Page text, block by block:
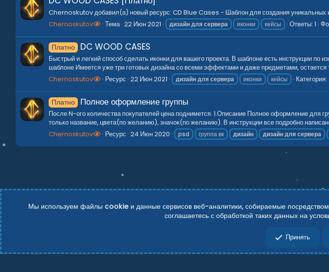
Chernoskutov добавил(а) новый ресурс: CD Blue Cases - Шаблон для создания уникальных
Chernoskutov
Тема 22 Июн 2021 дизайндлясервера иконки кейсы Ответы: 1
Платно DC WOOD CASES
Быстрый и легкий способ сделать иконки для вашего проекта. В шаблоне есть инструкции
шаблоне Имеется уже три готовых дизайна со всеми эффектами и даже предметами, остается
Chernoskutov
Ресурс 22 Июн 2021 дизайндлясервера иконки кейсы Категория:
Платно Полное оформление группы
После N-ого количества покупателей цена поднимется. 1.Описание Полное оформление для
только название, цвета(по желанию), значок(по желанию). В инструкции все подробно
Chernoskutov
Ресурс 24 Июн 2020 psd группа вк дизайн дизайндлясервера
S
Мы используем файлы cookie и данные сервисов веб-аналитики, собираемые
соглашаетесь с обработкой таких данных на
Принять